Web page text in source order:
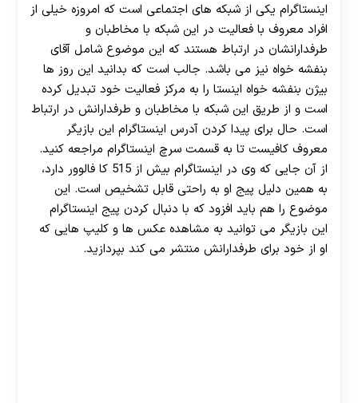
اینستاگرام یکی از شبکه‌ های اجتماعی است که امروزه خیلی از
افراد معروف با فعالیت در این شبکه با مخاطبان و
طرفدارانشان در ارتباط هستند که این موضوع شامل آقای
بنفشه خواه نیز می باشد. جالب است که بدانید این روز ها
بیژن بنفشه خواه اینستا را به مرکز فعالیت خود تبدیل کرده
است و از طریق این شبکه با مخاطبان و طرفدارانش در ارتباط
است. حال برای پیدا کردن آدرس اینستاگرام این بازیگر
معروف کافیست تا به قسمت سرچ اینستاگرام مراجعه کنید.
از آن جایی که وی در اینستاگرام بیش از 515 کا فالوور دارد،
به همین دلیل پیج او به راحتی قابل تشخیص است. این
موضوع را هم باید افزود که با دنبال کردن پیج اینستاگرام
این بازیگر می‌ توانید به مشاهده عکس ها و کلیپ هایی که
او از خود برای طرفدارانش منتشر می‌ کند بپردازید.